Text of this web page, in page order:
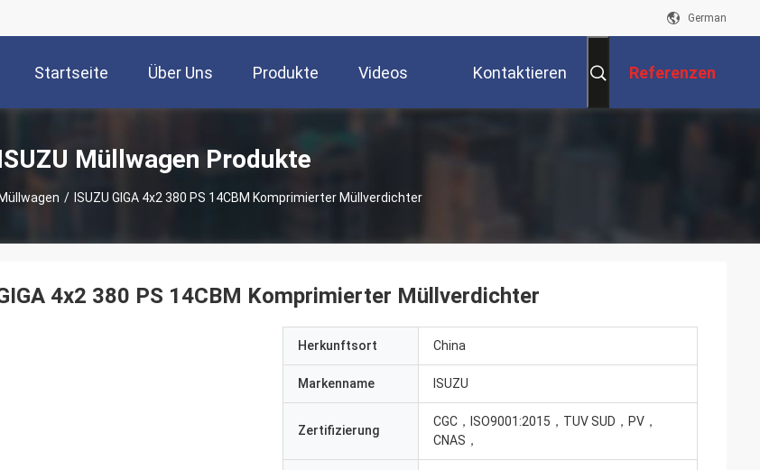
German
Startseite Über Uns Produkte Videos Kontaktieren Referenzen
Müllwagen Produkte
/ ISUZU GIGA 4x2 380 PS 14CBM Komprimierter Müllverdichter
4x2 380 PS 14CBM Komprimierter Müllverdichter
Herkunftsort China
Markenname ISUZU
Zertifizierung
CGC，ISO9001:2015，TUV SUD，PV，
CNAS，